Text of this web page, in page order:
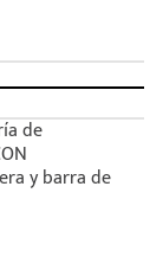
de
y barra de